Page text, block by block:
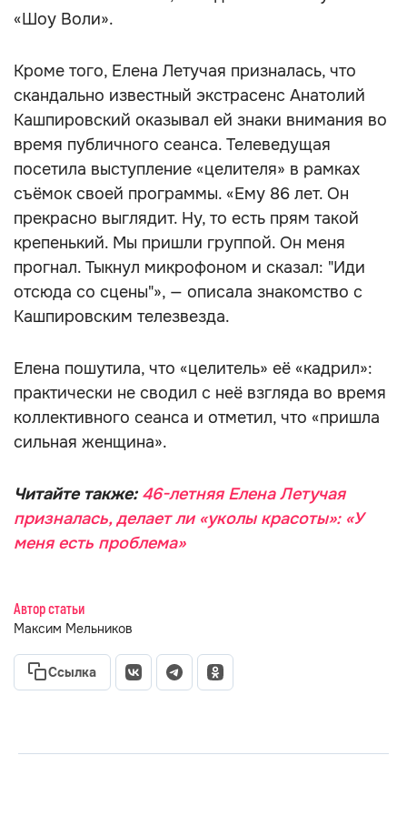
«Шоу Воли».
Кроме того, Елена Летучая призналась, что
скандально известный экстрасенс Анатолий
Кашпировский оказывал ей знаки внимания во
время публичного сеанса. Телеведущая
посетила выступление «целителя» в рамках
съёмок своей программы. «Ему 86 лет. Он
прекрасно выглядит. Ну, то есть прям такой
крепенький. Мы пришли группой. Он меня
прогнал. Тыкнул микрофоном и сказал: "Иди
отсюда со сцены"», — описала знакомство с
Кашпировским телезвезда.
Елена пошутила, что «целитель» её «кадрил»:
практически не сводил с неё взгляда во время
коллективного сеанса и отметил, что «пришла
сильная женщина».
Читайте также: 46-летняя Елена Летучая
призналась, делает ли «уколы красоты»: «У
меня есть проблема»
Автор статьи
Максим Мельников
Ссылка